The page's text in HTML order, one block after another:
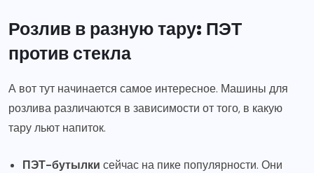
Розлив в разную тару: ПЭТ
против стекла
А вот тут начинается самое интересное. Машины для
розлива различаются в зависимости от того, в какую
тару льют напиток.
ПЭТ-бутылки сейчас на пике популярности. Они